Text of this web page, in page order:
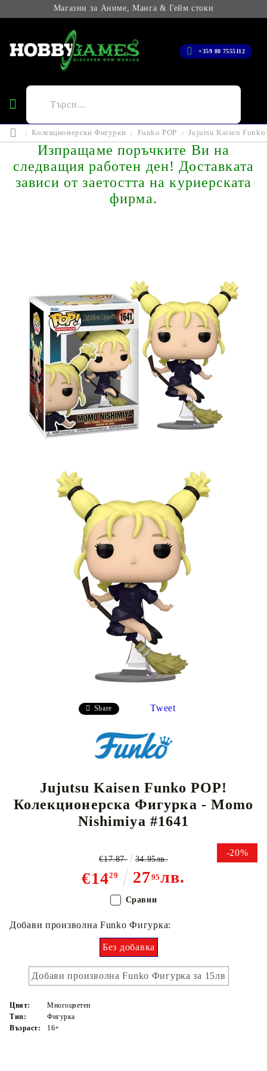
Магазин за Аниме, Манга & Гейм стоки
+359 88 7555112
Колекционерски Фигурки Funko POP Jujutsu Kaisen
Изпращаме поръчките Ви на
следващия работен ден! Доставката
зависи от заетостта на куриерската
фирма.
Share Tweet
Jujutsu Kaisen Funko POP!
Колекционерска Фигурка - Momo
Nishimiya #1641
-20%
€1429 2795лв.
€17.87 34.95лв.
Добави произволна Funko Фигурка:
Без добавка
Добави произволна Funko Фигурка за 15лв
Цвят:
Многоцветен
Тип:
Фигурка
Възраст:
16+
Сравни